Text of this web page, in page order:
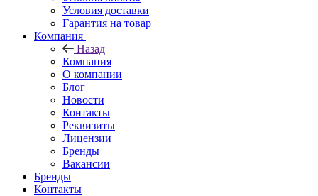
Условия доставки
Гарантия на товар
Компания
Назад
Компания
О компании
Блог
Новости
Контакты
Реквизиты
Лицензии
Бренды
Вакансии
Бренды
Контакты